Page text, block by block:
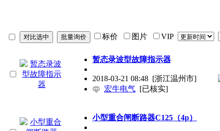
标价 图片 VIP
暂态录波型故障指示器
2018-03-21 08:48 [浙江温州市]
宏牛电气 [已核实]
小型重合闸断路器C125（4p）